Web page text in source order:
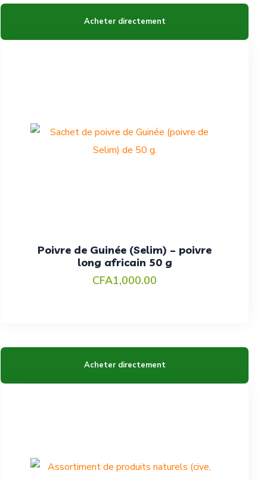
Acheter directement
Poivre de Guinée (Selim) – poivre
long africain 50 g
CFA1,000.00
Acheter directement